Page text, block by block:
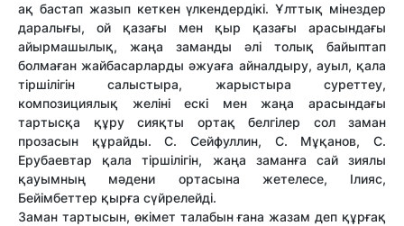
ақ бастап жазып кеткен үлкендердікі. Ұлттық мінездер
даралығы, ой қазағы мен қыр қазағы арасындағы
айырмашылық, жаңа заманды әлі толық байыптап
болмаған жайбасарларды әжуаға айналдыру, ауыл, қала
тіршілігін салыстыра, жарыстыра суреттеу,
композициялық желіні ескі мен жаңа арасындағы
тартысқа құру сияқты ортақ белгілер сол заман
прозасын құрайды. С. Сейфуллин, С. Мұқанов, С.
Ерубаевтар қала тіршілігін, жаңа заманға сай зиялы
қауымның мәдени ортасына жетелесе, Ілияс,
Бейімбеттер қырға сүйрелейді.
Заман тартысын, өкімет талабын ғана жазам деп құрғақ